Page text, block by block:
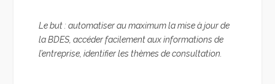
Le but : automatiser au maximum la mise à jour de
la BDES, accéder facilement aux informations de
l’entreprise, identifier les thèmes de consultation.